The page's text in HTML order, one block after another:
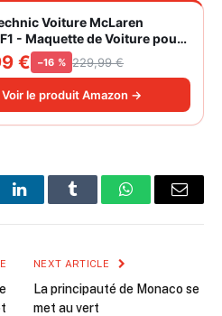
Voiture McLaren
- Maquette de Voiture pour
de Construction Formule 1
- Moteur V6 & Différentiel -
pour Fans de Sport
42228
€ −16 % 229,99 €
Voir le produit Amazon →
LinkedInTumblr WhatsAppEmail
NEXT ARTICLE
La principauté de Monaco se
met au vert